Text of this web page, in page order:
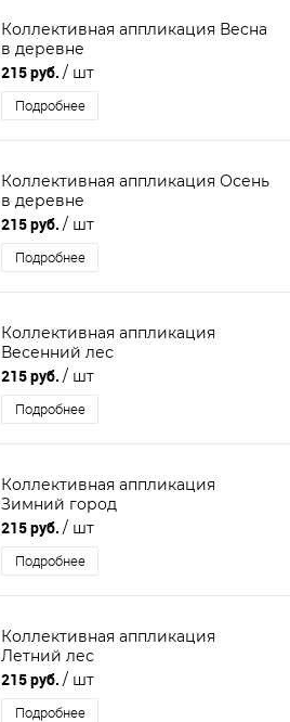
Коллективная аппликация Весна
в деревне
215 руб. / шт
Подробнее
Коллективная аппликация Осень
в деревне
215 руб. / шт
Подробнее
Коллективная аппликация
Весенний лес
215 руб. / шт
Подробнее
Коллективная аппликация
Зимний город
215 руб. / шт
Подробнее
Коллективная аппликация
Летний лес
215 руб. / шт
Подробнее